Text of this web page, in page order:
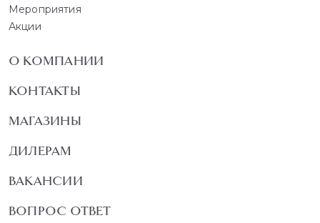
Мероприятия
Акции
О КОМПАНИИ
КОНТАКТЫ
МАГАЗИНЫ
ДИЛЕРАМ
ВАКАНСИИ
ВОПРОС ОТВЕТ